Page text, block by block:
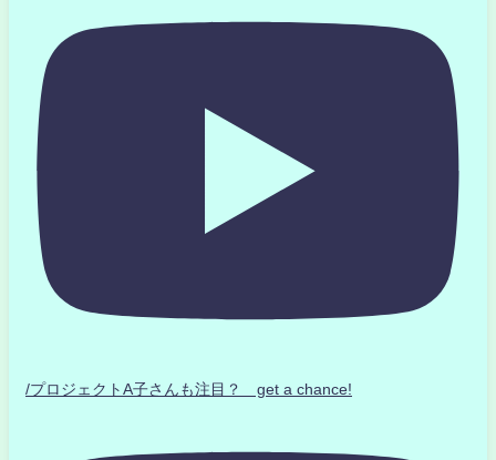
/プロジェクトA子さんも注目？ get a chance!